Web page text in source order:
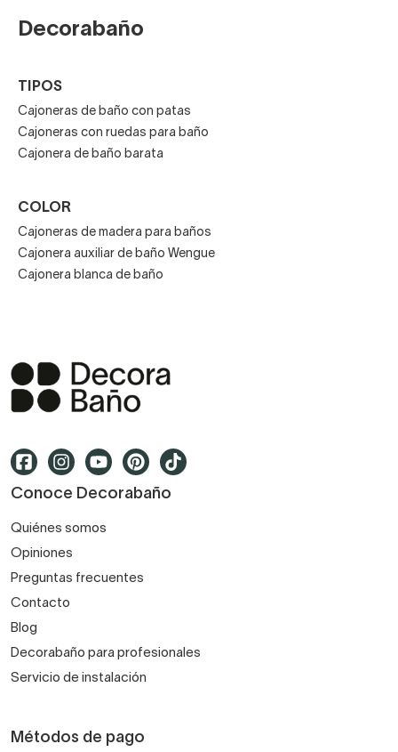
lleva años ayudando a las familias a diseñar su baño ideal.
Es el momento de renovar con calidad, diseño y el
respaldo de profesionales que entienden de baños.
Decorabaño
TIPOS
Cajoneras de baño con patas
Cajoneras con ruedas para baño
Cajonera de baño barata
COLOR
Cajoneras de madera para baños
Cajonera auxiliar de baño Wengue
Cajonera blanca de baño
Conoce Decorabaño
Quiénes somos
Opiniones
Preguntas frecuentes
Contacto
Blog
Decorabaño para profesionales
Servicio de instalación
Métodos de pago